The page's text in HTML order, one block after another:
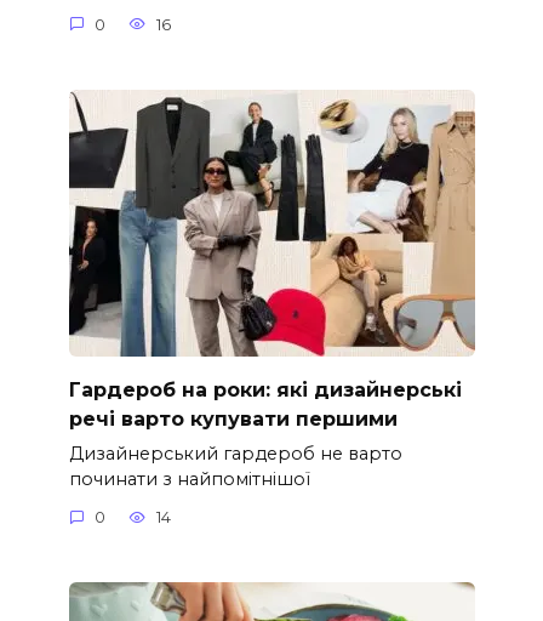
0 16
Гардероб на роки: які дизайнерські
речі варто купувати першими
Дизайнерський гардероб не варто
починати з найпомітнішої
0 14